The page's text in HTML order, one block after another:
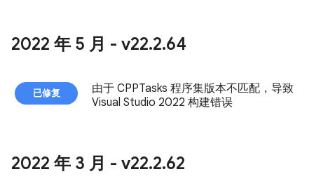
2022 年 5 月 - v22.2.64
已修复
由于 CPPTasks 程序集版本不匹配，导致
Visual Studio 2022 构建错误
2022 年 3 月 - v22.2.62